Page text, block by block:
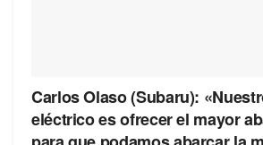
Carlos Olaso (Subaru):
eléctrico es ofrecer el mayor